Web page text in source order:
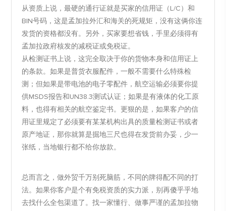
从资质上说，最硬的通行证就是买家的信用证（L/C）和
BIN号码，这是孟加拉外汇和海关的死规矩，没有这俩你连
发货的资格都没有。另外，买家要想省钱，手里必须得有
孟加拉政府核发的减税证或免税证。
从检测证书上说，这完全取决于你的货物本身和信用证上
的条款。如果是普货衣服配件，一般不需要什么特殊检
测；但如果是带电池的电子零配件，航空运输必须要你提
供MSDS报告和UN38.3测试认证；如果是有液体的化工原
料，也得有相关的航空鉴定书。更狠的是，如果客户的信
用证里规定了必须要有某某机构出具的质量检测证书或者
原产地证，那你就算是掘地三尺也得在发货前办妥，少一
张纸，当地银行都不给你放款。
总而言之，做外贸千万别死脑筋，不同的牌得配不同的打
法。如果你客户是个有免税资质的实力派，别再傻乎乎地
去找什么全包渠道了。找一家懂行、做事严谨的孟加拉物